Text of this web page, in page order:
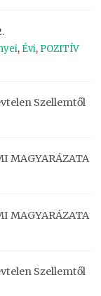
, Évi, POZITÍV
Szellemtől
MAGYARÁZATA
MAGYARÁZATA
Szellemtől